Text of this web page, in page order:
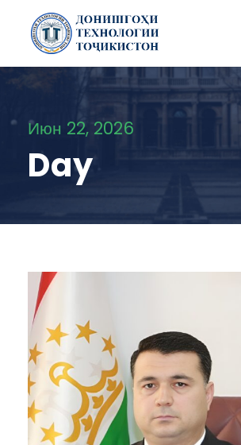
Июн 22, 2026
Day